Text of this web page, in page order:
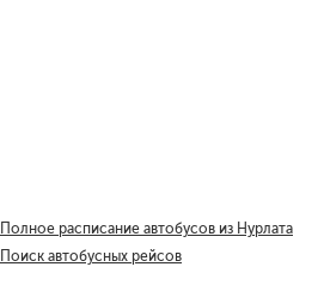
Полное расписание автобусов из Нурлата
Поиск автобусных рейсов